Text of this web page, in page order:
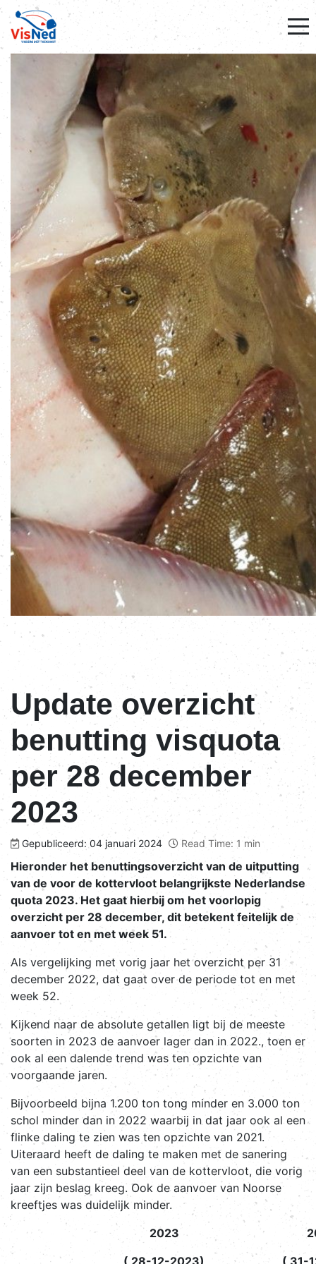
Update overzicht
benutting visquota
per 28 december
2023
Gepubliceerd: 04 januari 2024 Read Time: 1 min
Hieronder het benuttingsoverzicht van de uitputting
van de voor de kottervloot belangrijkste Nederlandse
quota 2023. Het gaat hierbij om het voorlopig
overzicht per 28 december, dit betekent feitelijk de
aanvoer tot en met week 51.
Als vergelijking met vorig jaar het overzicht per 31
december 2022, dat gaat over de periode tot en met
week 52.
Kijkend naar de absolute getallen ligt bij de meeste
soorten in 2023 de aanvoer lager dan in 2022., toen er
ook al een dalende trend was ten opzichte van
voorgaande jaren.
Bijvoorbeeld bijna 1.200 ton tong minder en 3.000 ton
schol minder dan in 2022 waarbij in dat jaar ook al een
flinke daling te zien was ten opzichte van 2021.
Uiteraard heeft de daling te maken met de sanering
van een substantieel deel van de kottervloot, die vorig
jaar zijn beslag kreeg. Ook de aanvoer van Noorse
kreeftjes was duidelijk minder.
2023